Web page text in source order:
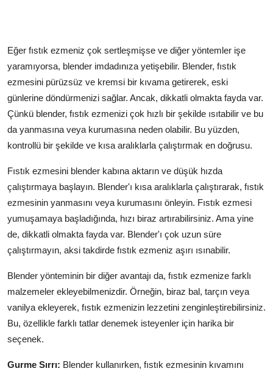
Eğer fıstık ezmeniz çok sertleşmişse ve diğer yöntemler işe
yaramıyorsa, blender imdadınıza yetişebilir. Blender, fıstık
ezmesini pürüzsüz ve kremsi bir kıvama getirerek, eski
günlerine döndürmenizi sağlar. Ancak, dikkatli olmakta fayda var.
Çünkü blender, fıstık ezmenizi çok hızlı bir şekilde ısıtabilir ve bu
da yanmasına veya kurumasına neden olabilir. Bu yüzden,
kontrollü bir şekilde ve kısa aralıklarla çalıştırmak en doğrusu.
Fıstık ezmesini blender kabına aktarın ve düşük hızda
çalıştırmaya başlayın. Blender'ı kısa aralıklarla çalıştırarak, fıstık
ezmesinin yanmasını veya kurumasını önleyin. Fıstık ezmesi
yumuşamaya başladığında, hızı biraz artırabilirsiniz. Ama yine
de, dikkatli olmakta fayda var. Blender'ı çok uzun süre
çalıştırmayın, aksi takdirde fıstık ezmeniz aşırı ısınabilir.
Blender yönteminin bir diğer avantajı da, fıstık ezmenize farklı
malzemeler ekleyebilmenizdir. Örneğin, biraz bal, tarçın veya
vanilya ekleyerek, fıstık ezmenizin lezzetini zenginleştirebilirsiniz.
Bu, özellikle farklı tatlar denemek isteyenler için harika bir
seçenek.
Gurme Sırrı: Blender kullanırken, fıstık ezmesinin kıvamını